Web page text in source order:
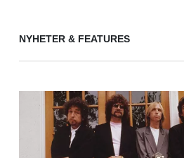
NYHETER & FEATURES